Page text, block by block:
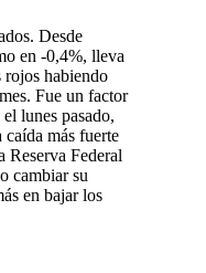
Desde
en -0,4%, lleva
rojos habiendo
Fue un factor
lunes pasado,
más fuerte
Reserva Federal
cambiar su
en bajar los